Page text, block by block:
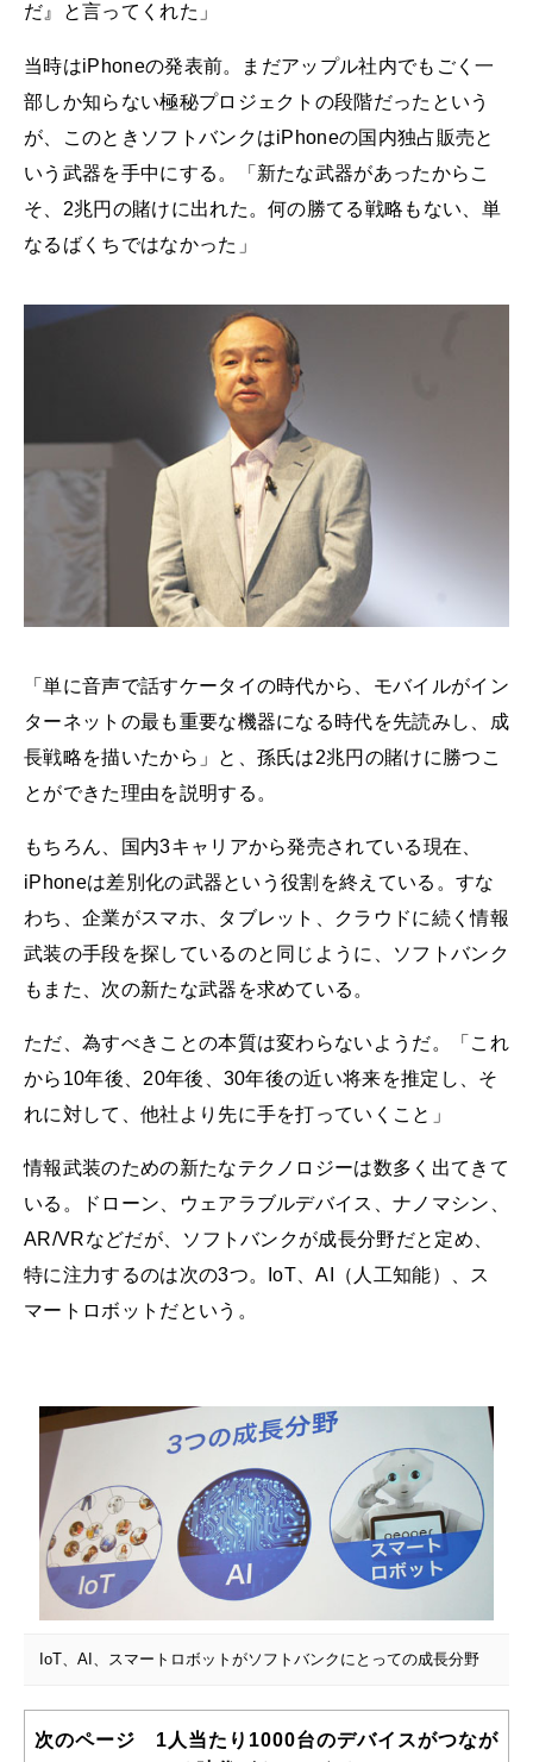
だ』と言ってくれた」
当時はiPhoneの発表前。まだアップル社内でもごく一
部しか知らない極秘プロジェクトの段階だったという
が、このときソフトバンクはiPhoneの国内独占販売と
いう武器を手中にする。「新たな武器があったからこ
そ、2兆円の賭けに出れた。何の勝てる戦略もない、単
なるばくちではなかった」
「単に音声で話すケータイの時代から、モバイルがイン
ターネットの最も重要な機器になる時代を先読みし、成
長戦略を描いたから」と、孫氏は2兆円の賭けに勝つこ
とができた理由を説明する。
もちろん、国内3キャリアから発売されている現在、
iPhoneは差別化の武器という役割を終えている。すな
わち、企業がスマホ、タブレット、クラウドに続く情報
武装の手段を探しているのと同じように、ソフトバンク
もまた、次の新たな武器を求めている。
ただ、為すべきことの本質は変わらないようだ。「これ
から10年後、20年後、30年後の近い将来を推定し、そ
れに対して、他社より先に手を打っていくこと」
情報武装のための新たなテクノロジーは数多く出てきて
いる。ドローン、ウェアラブルデバイス、ナノマシン、
AR/VRなどだが、ソフトバンクが成長分野だと定め、
特に注力するのは次の3つ。IoT、AI（人工知能）、ス
マートロボットだという。
IoT、AI、スマートロボットがソフトバンクにとっての成長分野
次のページ 1人当たり1000台のデバイスがつなが